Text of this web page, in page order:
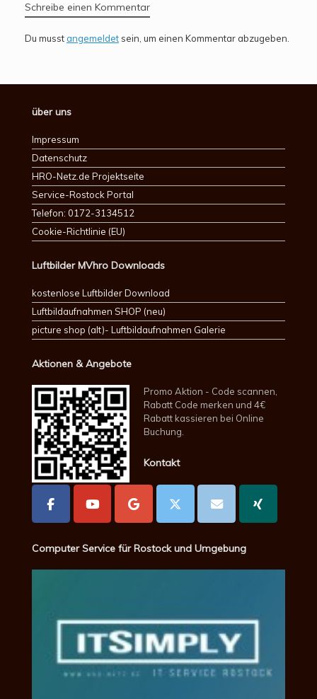
Schreibe einen Kommentar
Du musst angemeldet sein, um einen Kommentar abzugeben.
über uns
Impressum
Datenschutz
HRO-Netz.de Projektseite
Service-Rostock Portal
Telefon: 0172-3134512
Cookie-Richtlinie (EU)
Luftbilder MVhro Downloads
kostenlose Luftbilder Download
Luftbildaufnahmen SHOP (neu)
picture shop (alt)- Luftbildaufnahmen Galerie
Aktionen & Angebote
Promo Aktion - Code scannen,
Rabatt Code merken und 4€
Rabatt kassieren bei Online
Buchung.
Kontakt
Computer Service für Rostock und Umgebung